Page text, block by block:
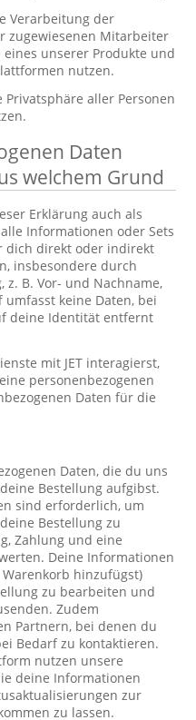
Verarbeitung der
zugewiesenen Mitarbeiter
unserer Produkte und
nutzen.
Privatsphäre aller Personen
Daten
welchem Grund
Erklärung auch als
Informationen oder Sets
dich direkt oder indirekt
insbesondere durch
z. B. Vor- und Nachname,
umfasst keine Daten, bei
deine Identität entfernt
mit JET interagierst,
personenbezogenen
Daten für die
Daten, die du uns
Bestellung aufgibst.
sind erforderlich, um
Bestellung zu
Zahlung und eine
Deine Informationen
hinzufügst)
zu bearbeiten und
Zudem
Partnern, bei denen du
Bedarf zu kontaktieren.
nutzen unsere
deine Informationen
zur
zu lassen.